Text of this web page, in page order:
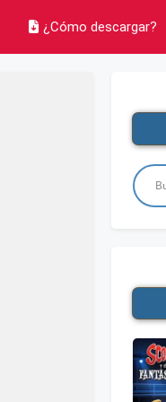
¿Cómo descargar?